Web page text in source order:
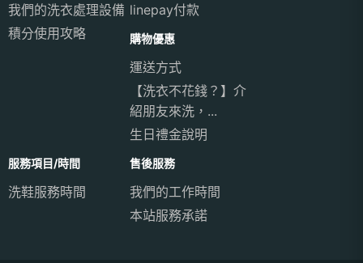
我們的洗衣處理設備
積分使用攻略
linepay付款
購物優惠
運送方式
【洗衣不花錢？】介
紹朋友來洗，...
生日禮金說明
服務項目/時間
洗鞋服務時間
售後服務
我們的工作時間
本站服務承諾